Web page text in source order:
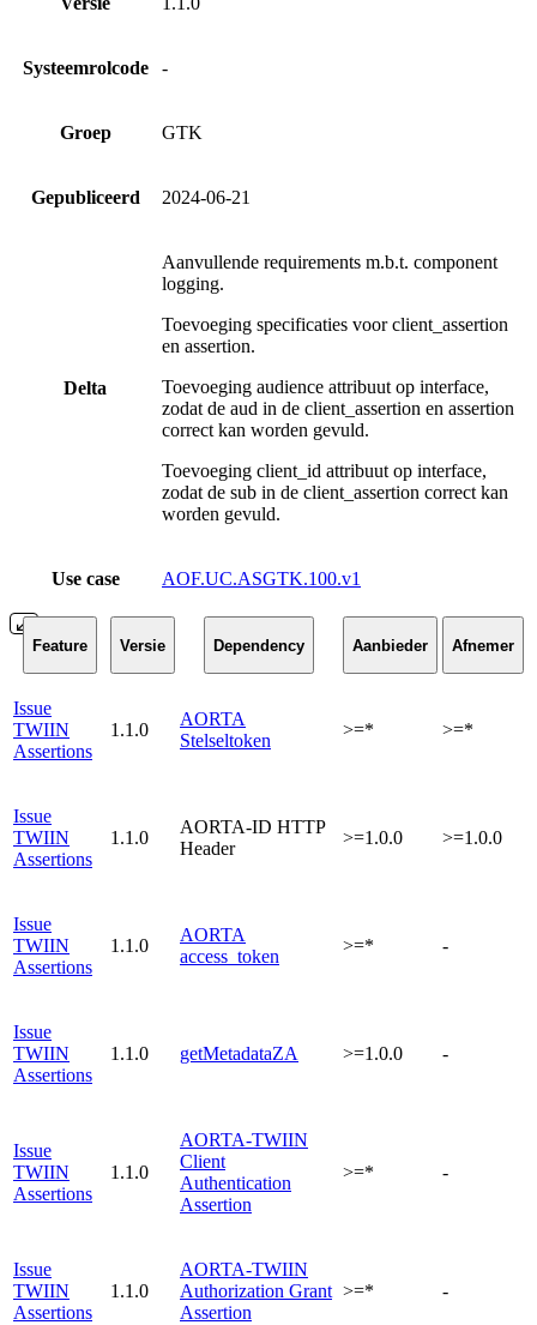
Systeemrolcode -
Groep GTK
Gepubliceerd 2024-06-21
Delta
Aanvullende requirements m.b.t. component
logging.
Toevoeging specificaties voor client_assertion
en assertion.
Toevoeging audience attribuut op interface,
zodat de aud in de client_assertion en assertion
correct kan worden gevuld.
Toevoeging client_id attribuut op interface,
zodat de sub in de client_assertion correct kan
worden gevuld.
Use case AOF.UC.ASGTK.100.v1
Feature Versie Dependency Aanbieder Afnemer
Issue
TWIIN
Assertions
1.1.0
AORTA
Stelseltoken
>=* >=*
Issue
TWIIN
Assertions
1.1.0
AORTA-ID HTTP
Header
>=1.0.0 >=1.0.0
Issue
TWIIN
Assertions
1.1.0
AORTA
access_token
>=* -
Issue
TWIIN
Assertions
1.1.0 getMetadataZA >=1.0.0 -
Issue
TWIIN
Assertions
1.1.0
AORTA-TWIIN
Client
Authentication
Assertion
>=* -
Issue
TWIIN
Assertions
1.1.0
AORTA-TWIIN
Authorization Grant
Assertion
>=* -